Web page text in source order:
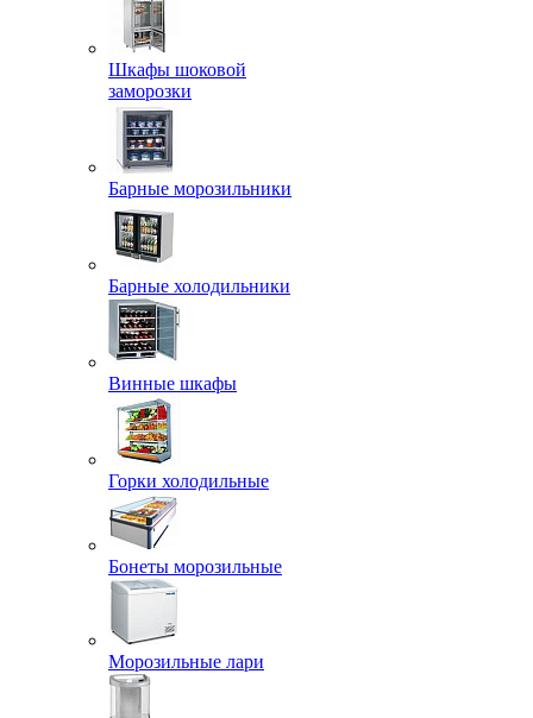
Шкафы шоковой
заморозки
Барные морозильники
Барные холодильники
Винные шкафы
Горки холодильные
Бонеты морозильные
Морозильные лари